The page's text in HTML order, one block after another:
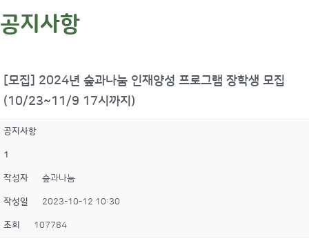
공지사항
[모집] 2024년 숲과나눔 인재양성 프로그램 장학생 모집
(10/23~11/9 17시까지)
공지사항
1
작성자 숲과나눔
작성일 2023-10-12 10:30
조회 107784